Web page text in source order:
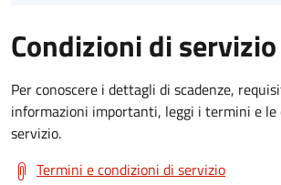
Condizioni di servizio
Per conoscere i dettagli di scadenze,
informazioni importanti, leggi i termini e le
servizio.
Termini e condizioni di servizio